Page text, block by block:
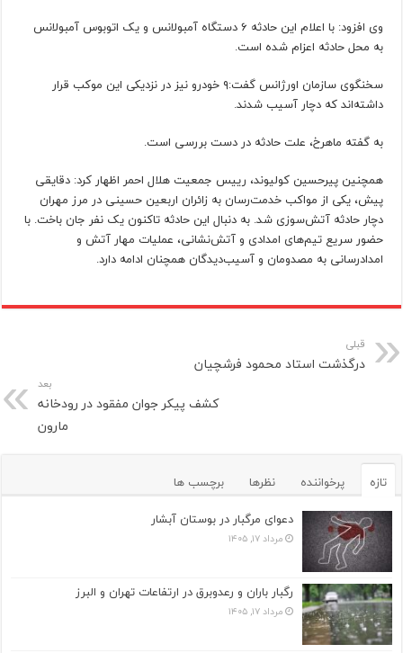
وی افزود: با اعلام این حادثه ۶ دستگاه آمبولانس و یک اتوبوس آمبولانس
به محل حادثه اعزام شده است.
سخنگوی سازمان اورژانس گفت:۹ خودرو نیز در نزدیکی این موکب قرار
داشته‌اند که دچار آسیب شدند.
به گفته ماهرخ، علت حادثه در دست بررسی است.
همچنین پیرحسین کولیوند، رییس جمعیت هلال احمر اظهار کرد: دقایقی
پیش، یکی از مواکب خدمت‌رسان به زائران اربعین حسینی در مرز مهران
دچار حادثه آتش‌سوزی شد. به دنبال این حادثه تاکنون یک نفر جان باخت. با
حضور سریع تیم‌های امدادی و آتش‌نشانی، عملیات مهار آتش و
امدادرسانی به مصدومان و آسیب‌دیدگان همچنان ادامه دارد.
قبلی
درگذشت استاد محمود فرشچیان
بعد
کشف پیکر جوان مفقود در رودخانه
مارون
تازه پرخواننده نظرها
برچسب ها
دعوای مرگبار در بوستان آبشار
مرداد ۱۷, ۱۴۰۵
رگبار باران و رعدوبرق در ارتفاعات تهران و البرز
مرداد ۱۷, ۱۴۰۵